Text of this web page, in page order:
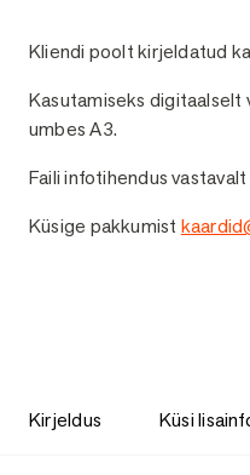
Kliendi poolt kirjeldatud
Kasutamiseks digitaalselt
umbes A3.
Faili infotihendus
Küsige pakkumist
Kirjeldus Küsi